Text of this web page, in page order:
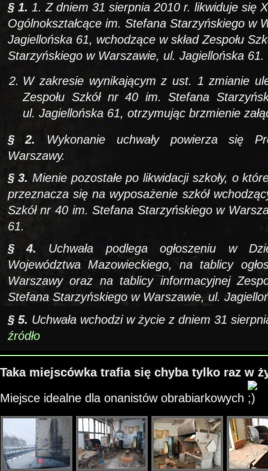
§ 1. 1. Z dniem 31 sierpnia 2010 r. likwiduje się
Ogólnokształcące im. Stefana Starzyńskiego w
Jagiellońska 61, wchodzące w skład Zespołu
Starzyńskiego w Warszawie, ul. Jagiellońska 61.
W zakresie wynikającym z ust. 1 zmianie
Zespołu Szkół nr 40 im. Stefana
ul. Jagiellońska 61, otrzymując brzmienie
§ 2. Wykonanie uchwały powierza się
Warszawy.
§ 3. Mienie pozostałe po likwidacji szkoły, o
przeznacza się na wyposażenie szkół
Szkół nr 40 im. Stefana Starzyńskiego w
61.
§ 4. Uchwała podlega ogłoszeniu w
Województwa Mazowieckiego, na tablicy
Warszawy oraz na tablicy informacyjnej
Stefana Starzyńskiego w Warszawie, ul.
§ 5. Uchwała wchodzi w życie z dniem 31
źródło
Taka miejscówka trafia się chyba tylko raz w
Miejsce idealne dla onanistów obrabiarkowych